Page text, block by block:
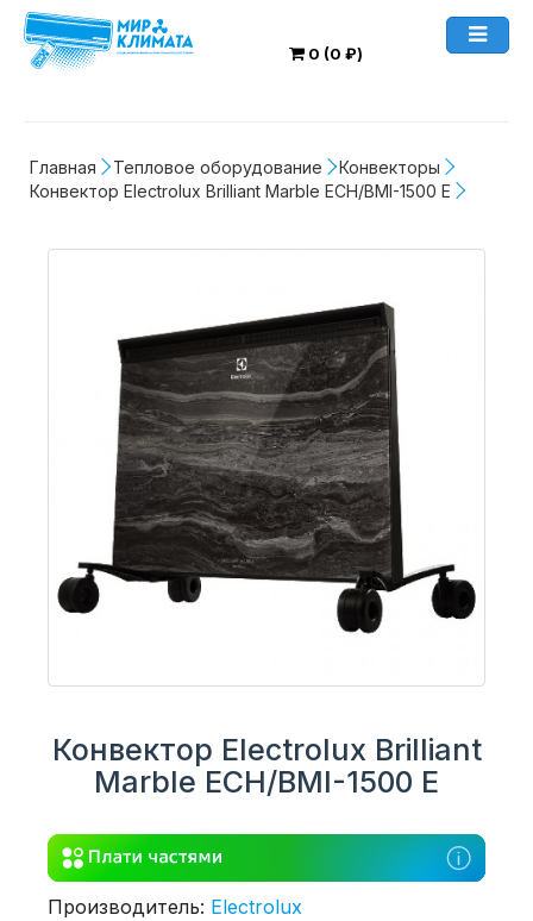
0 (0 ₽)
Главная Тепловое оборудование
Конвекторы
Конвектор Electrolux Brilliant Marble ECH/BMI-1500 E
Конвектор Electrolux Brilliant
Marble ECH/BMI-1500 E
Производитель: Electrolux